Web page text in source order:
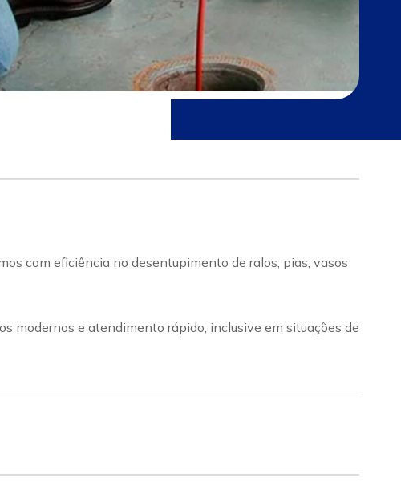
com eficiência no desentupimento de ralos, pias, vasos
modernos e atendimento rápido, inclusive em situações de